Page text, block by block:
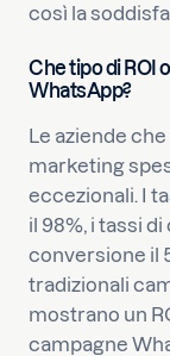
così la
Che tipo di ROI
WhatsApp?
Le aziende
marketing
eccezionali. I
il 98%, i tassi
conversione il
tradizionali
mostrano un
campagne